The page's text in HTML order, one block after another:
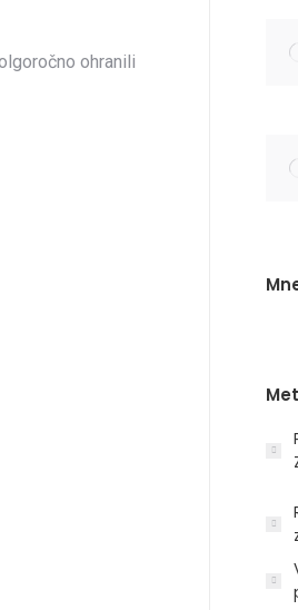
ohranili